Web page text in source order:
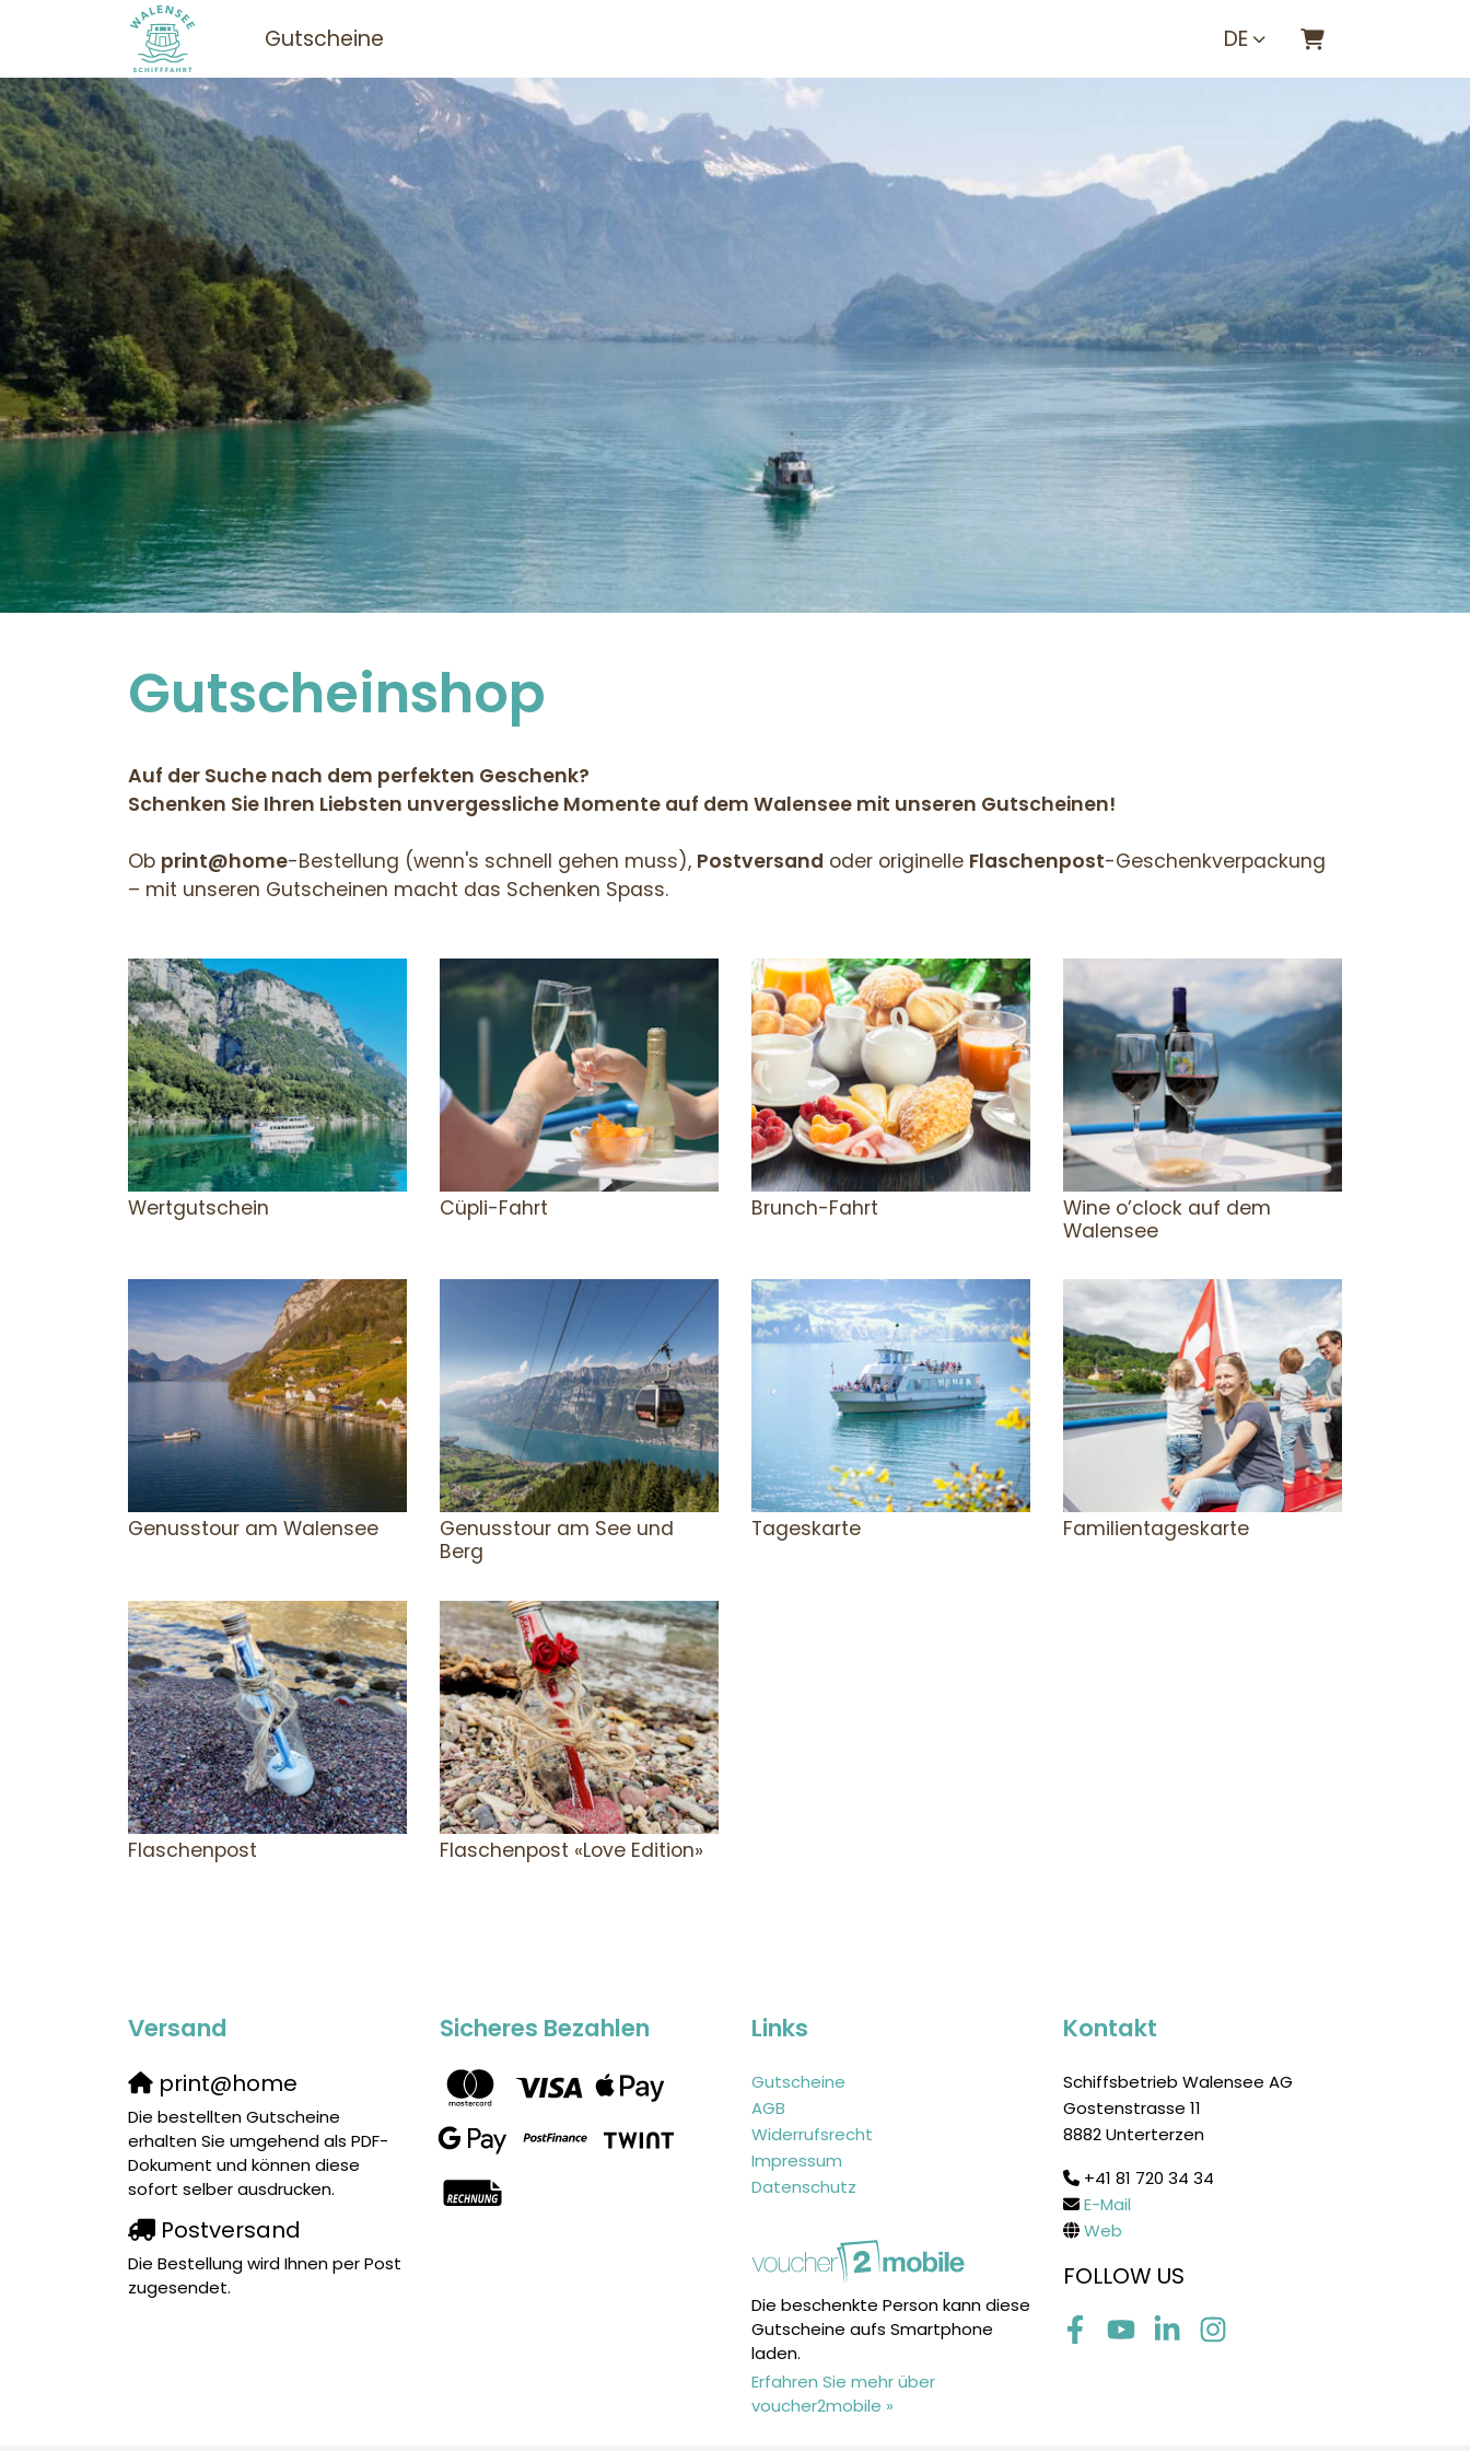
Gutscheine DE Warenkorb
Gutscheinshop
Auf der Suche nach dem perfekten Geschenk?
Schenken Sie Ihren Liebsten unvergessliche Momente auf dem Walensee mit unseren Gutscheinen!
Ob print@home-Bestellung (wenn's schnell gehen muss), Postversand oder originelle Flaschenpost-Geschenkverpackung
– mit unseren Gutscheinen macht das Schenken Spass.
Wertgutschein Cüpli-Fahrt Brunch-Fahrt
Wine o’clock auf dem
Walensee
Genusstour am Walensee
Genusstour am See und
Berg
Tageskarte Familientageskarte
Flaschenpost Flaschenpost «Love Edition»
Versand
print@home
Die bestellten Gutscheine
erhalten Sie umgehend als PDF-
Dokument und können diese
sofort selber ausdrucken.
Postversand
Die Bestellung wird Ihnen per Post
zugesendet.
Sicheres Bezahlen Links
Gutscheine
AGB
Widerrufsrecht
Impressum
Datenschutz
Die beschenkte Person kann diese
Gutscheine aufs Smartphone
laden.
Erfahren Sie mehr über
voucher2mobile »
Kontakt
Schiffsbetrieb Walensee AG
Gostenstrasse 11
8882 Unterterzen
+41 81 720 34 34
E-Mail
Web
FOLLOW US
FacebookYoutubeLinkedInInstagram